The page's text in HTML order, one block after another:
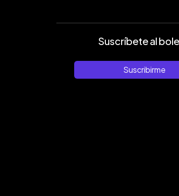
Suscríbete al
Suscribirme